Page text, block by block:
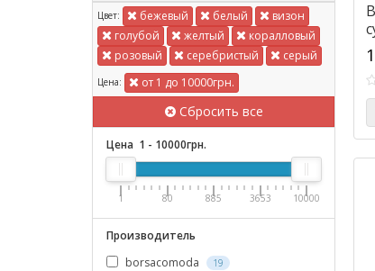
Цвет: бежевый белый
визон
голубой
желтый
коралловый
розовый
серебристый серый
Цена: от 1 до 10000грн.
Сбросить все
Цена 1 - 10000грн.
1 80 885 3653 10000
Производитель
borsacomoda
19